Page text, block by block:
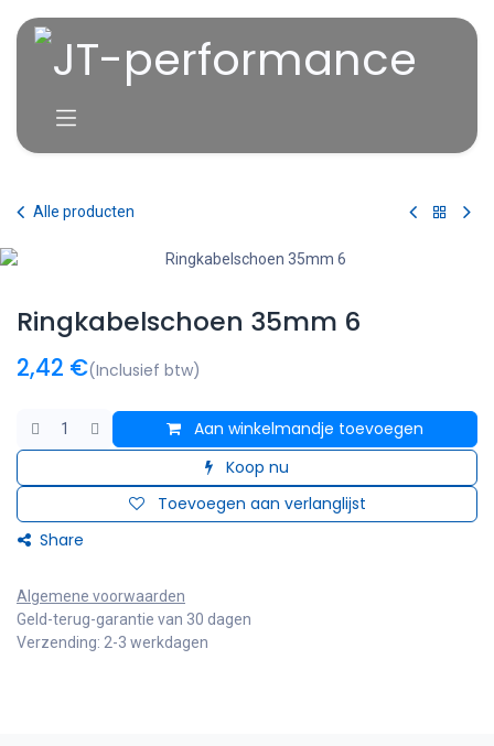
Alle producten
Ringkabelschoen 35mm 6
2,42 €(Inclusief btw)
Aan winkelmandje toevoegen
Koop nu
Toevoegen aan verlanglijst
Share
Algemene voorwaarden
Geld-terug-garantie van 30 dagen
Verzending: 2-3 werkdagen